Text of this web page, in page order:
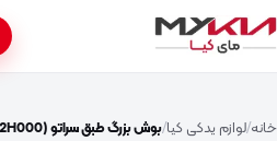
خانه لوازم یدکی کیا بوش بزرگ طبق سراتو (545842H000) – جنیون پارت